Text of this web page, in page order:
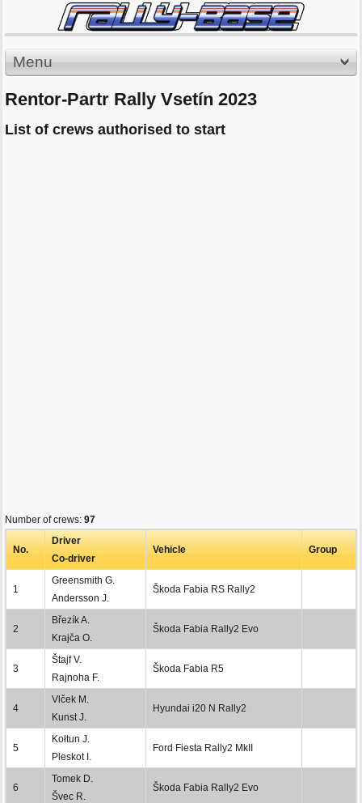
Menu
Rentor-Partr Rally Vsetín 2023
List of crews authorised to start
Number of crews: 97
No.
Driver
Co-driver
Vehicle Group
1
Greensmith G.
Andersson J.
Škoda Fabia RS Rally2
2
Březík A.
Krajča O.
Škoda Fabia Rally2 Evo
3
Štajf V.
Rajnoha F.
Škoda Fabia R5
4
Vlček M.
Kunst J.
Hyundai i20 N Rally2
5
Kołtun J.
Pleskot I.
Ford Fiesta Rally2 MkII
6
Tomek D.
Švec R.
Škoda Fabia Rally2 Evo